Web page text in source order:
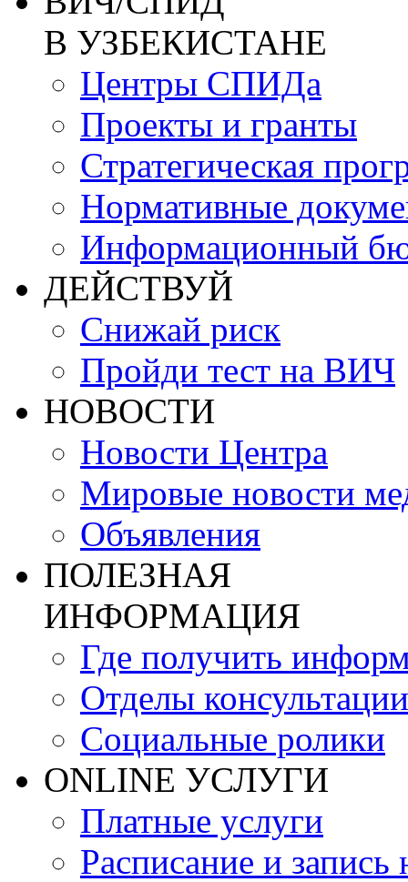
В УЗБЕКИСТАНЕ
Центры СПИДа
Проекты и гранты
Стратегическая
Нормативные
Информационный
ДЕЙСТВУЙ
Снижай риск
Пройди тест на ВИЧ
НОВОСТИ
Новости Центра
Мировые новости
Объявления
ПОЛЕЗНАЯ
ИНФОРМАЦИЯ
Где получить
Отделы консультации
Социальные ролики
ONLINE УСЛУГИ
Платные услуги
Расписание и запись